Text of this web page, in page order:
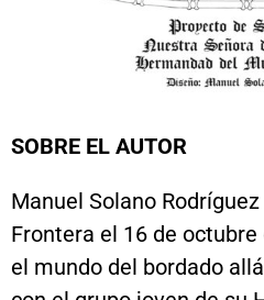
SOBRE EL AUTOR
Manuel Solano
Frontera el 16 de
el mundo del bordado